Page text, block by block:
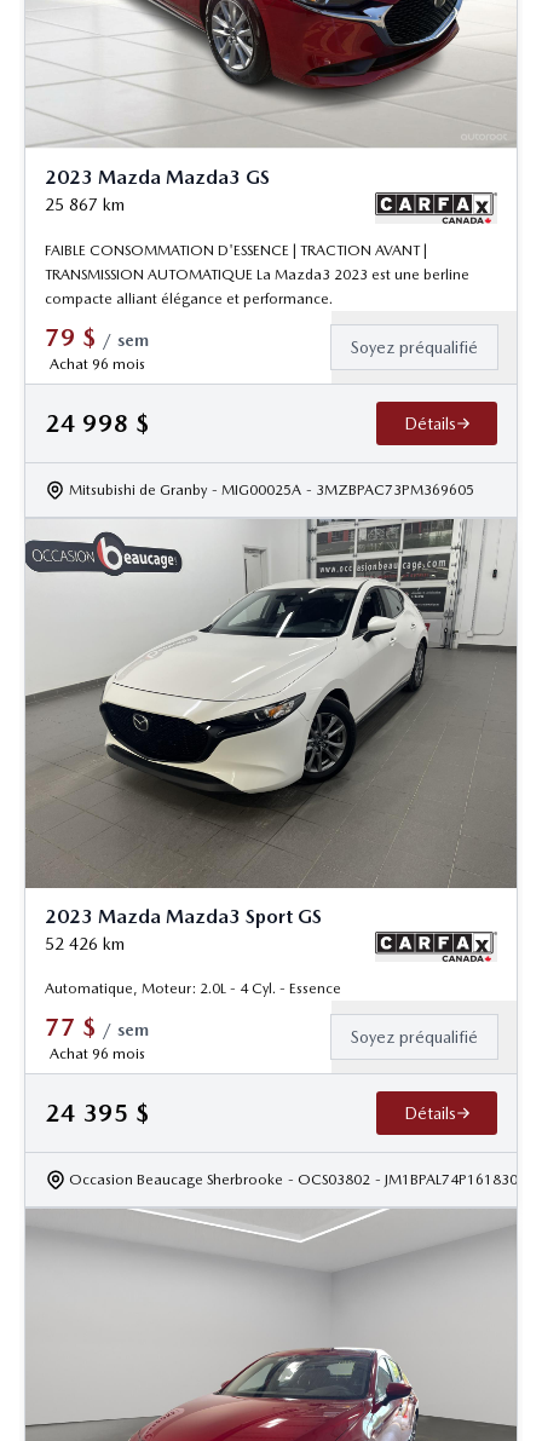
2023 Mazda Mazda3 GS
25 867 km
FAIBLE CONSOMMATION D'ESSENCE | TRACTION AVANT |
TRANSMISSION AUTOMATIQUE La Mazda3 2023 est une berline
compacte alliant élégance et performance.
79 $ / sem
Achat 96 mois
Soyez préqualifié
24 998 $ Détails
Mitsubishi de Granby - MIG00025A - 3MZBPAC73PM369605
2023 Mazda Mazda3 Sport GS
52 426 km
Automatique, Moteur: 2.0L - 4 Cyl. - Essence
77 $ / sem
Achat 96 mois
Soyez préqualifié
24 395 $ Détails
Occasion Beaucage Sherbrooke - OCS03802 - JM1BPAL74P1618302